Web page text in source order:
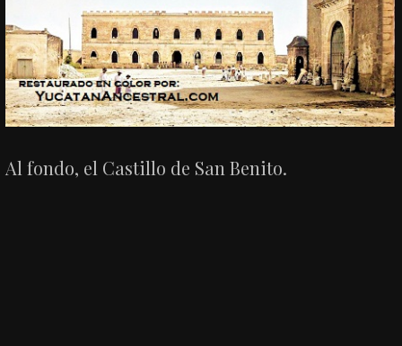
Al fondo, el Castillo de San Benito.